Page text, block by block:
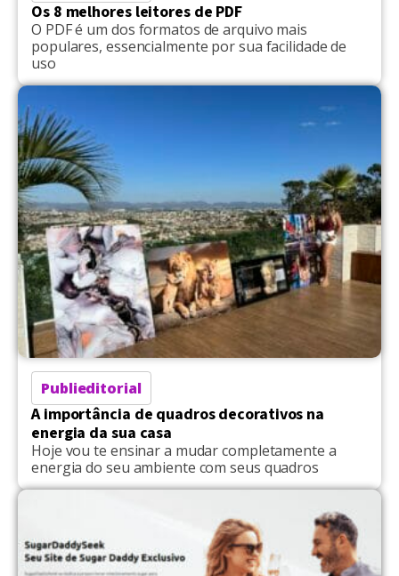
Os 8 melhores leitores de PDF
O PDF é um dos formatos de arquivo mais
populares, essencialmente por sua facilidade de
uso
Publieditorial
A importância de quadros decorativos na
energia da sua casa
Hoje vou te ensinar a mudar completamente a
energia do seu ambiente com seus quadros